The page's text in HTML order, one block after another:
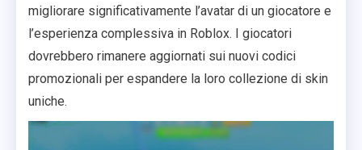
migliorare significativamente l’avatar di un giocatore e
l’esperienza complessiva in Roblox. I giocatori
dovrebbero rimanere aggiornati sui nuovi codici
promozionali per espandere la loro collezione di skin
uniche.